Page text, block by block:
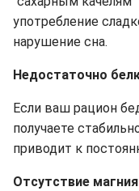
употребление
нарушение сна.
Недостаточно
Если ваш рацион
получаете
приводит к
Отсутствие магния